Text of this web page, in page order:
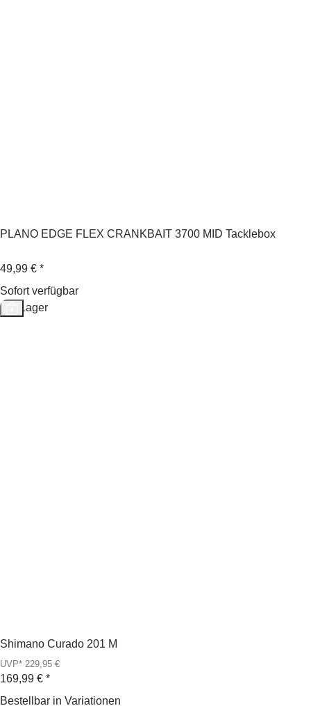
PLANO EDGE FLEX CRANKBAIT 3700 MID Tacklebox
49,99 € *
Sofort verfügbar
Auf Lager
Shimano Curado 201 M
UVP* 229,95 €
169,99 € *
Bestellbar in Variationen